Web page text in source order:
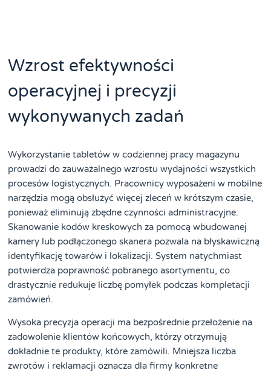
Wzrost efektywności
operacyjnej i precyzji
wykonywanych zadań
Wykorzystanie tabletów w codziennej pracy magazynu
prowadzi do zauważalnego wzrostu wydajności wszystkich
procesów logistycznych. Pracownicy wyposażeni w mobilne
narzędzia mogą obsłużyć więcej zleceń w krótszym czasie,
ponieważ eliminują zbędne czynności administracyjne.
Skanowanie kodów kreskowych za pomocą wbudowanej
kamery lub podłączonego skanera pozwala na błyskawiczną
identyfikację towarów i lokalizacji. System natychmiast
potwierdza poprawność pobranego asortymentu, co
drastycznie redukuje liczbę pomyłek podczas kompletacji
zamówień.
Wysoka precyzja operacji ma bezpośrednie przełożenie na
zadowolenie klientów końcowych, którzy otrzymują
dokładnie te produkty, które zamówili. Mniejsza liczba
zwrotów i reklamacji oznacza dla firmy konkretne